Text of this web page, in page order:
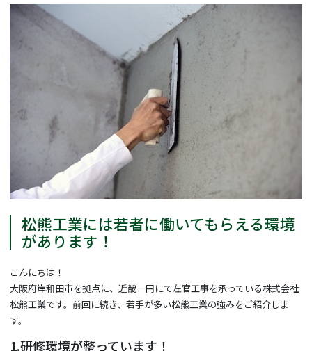
松熊工業には若者に働いてもらえる環境
があります！
こんにちは！
大阪府岸和田市を拠点に、近畿一円にて左官工事を承っている株式会社
松熊工業です。前回に続き、若手が多い松熊工業の強みをご紹介しま
す。
1.研修環境が整っています！